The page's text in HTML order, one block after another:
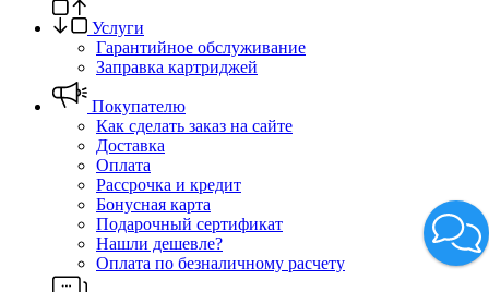
Услуги
Гарантийное обслуживание
Заправка картриджей
Покупателю
Как сделать заказ на сайте
Доставка
Оплата
Рассрочка и кредит
Бонусная карта
Подарочный сертификат
Нашли дешевле?
Оплата по безналичному расчету